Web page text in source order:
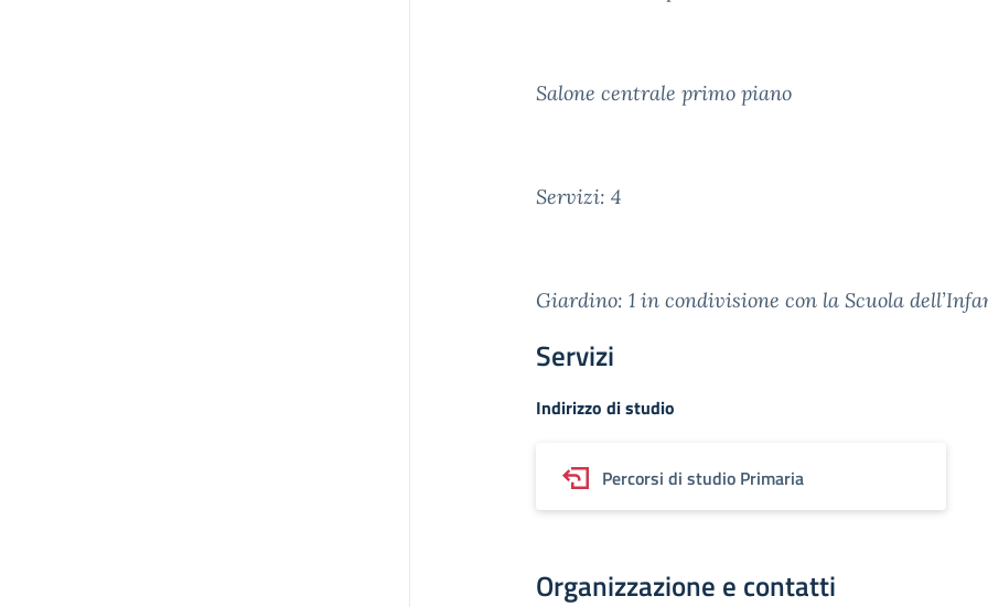
Salone centrale primo piano
Servizi: 4
Giardino: 1 in condivisione con la Scuola
Servizi
Indirizzo di studio
Percorsi di studio Primaria
Organizzazione e contatti